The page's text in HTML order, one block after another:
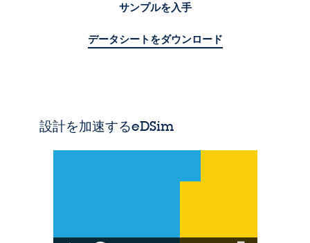
サンプルを入手
データシートをダウンロード
設計を加速するeDSim